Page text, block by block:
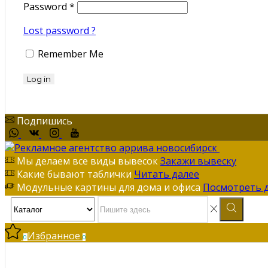
Password *
Lost password ?
Remember Me
Log in
Подпишись
Мы делаем все виды вывесокЗакажи вывеску
Какие бывают таблички Читать далее
Модульные картины для дома и офиса Посмотреть
0 Избранное0